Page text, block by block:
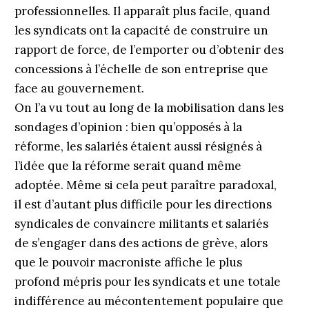
professionnelles. Il apparaît plus facile, quand
les syndicats ont la capacité de construire un
rapport de force, de l’emporter ou d’obtenir des
concessions à l’échelle de son entreprise que
face au gouvernement.
On l’a vu tout au long de la mobilisation dans les
sondages d’opinion : bien qu’opposés à la
réforme, les salariés étaient aussi résignés à
l’idée que la réforme serait quand même
adoptée. Même si cela peut paraître paradoxal,
il est d’autant plus difficile pour les directions
syndicales de convaincre militants et salariés
de s’engager dans des actions de grève, alors
que le pouvoir macroniste affiche le plus
profond mépris pour les syndicats et une totale
indifférence au mécontentement populaire que